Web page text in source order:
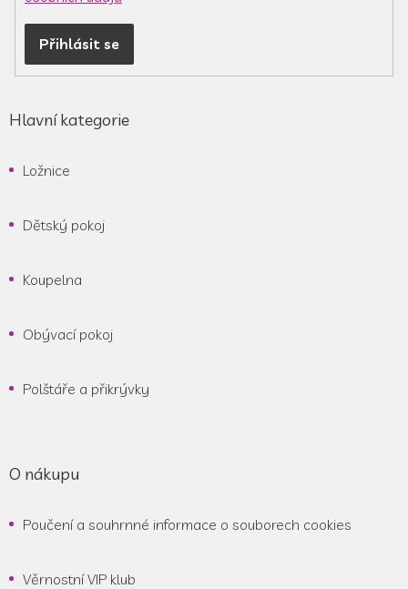
Přihlásit se
Hlavní kategorie
Ložnice
Dětský pokoj
Koupelna
Obývací pokoj
Polštáře a přikrývky
O nákupu
Poučení a souhrnné informace o souborech cookies
Věrnostní VIP klub